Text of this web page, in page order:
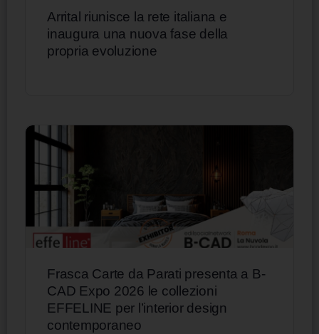
Arrital riunisce la rete italiana e
inaugura una nuova fase della
propria evoluzione
Frasca Carte da Parati presenta a B-
CAD Expo 2026 le collezioni
EFFELINE per l’interior design
contemporaneo